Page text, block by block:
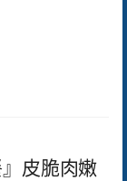
皮脆肉嫩